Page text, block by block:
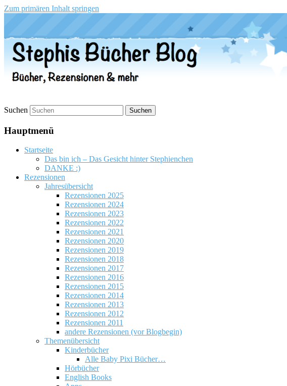
Zum primären Inhalt springen
Stephis Bücher Blog
Suchen
Hauptmenü
Startseite
Das bin ich – Das Gesicht hinter Stephienchen
DANKE :)
Rezensionen
Jahresübersicht
Rezensionen 2025
Rezensionen 2024
Rezensionen 2023
Rezensionen 2022
Rezensionen 2021
Rezensionen 2020
Rezensionen 2019
Rezensionen 2018
Rezensionen 2017
Rezensionen 2016
Rezensionen 2015
Rezensionen 2014
Rezensionen 2013
Rezensionen 2012
Rezensionen 2011
andere Rezensionen (vor Blogbegin)
Themenübersicht
Kinderbücher
Alle Baby Pixi Bücher…
Hörbücher
English Books